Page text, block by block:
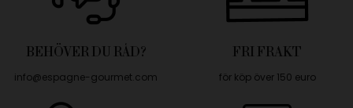
BEHÖVER DU RÅD?
info@espagne-gourmet.com
FRI FRAKT
för köp över 150 euro